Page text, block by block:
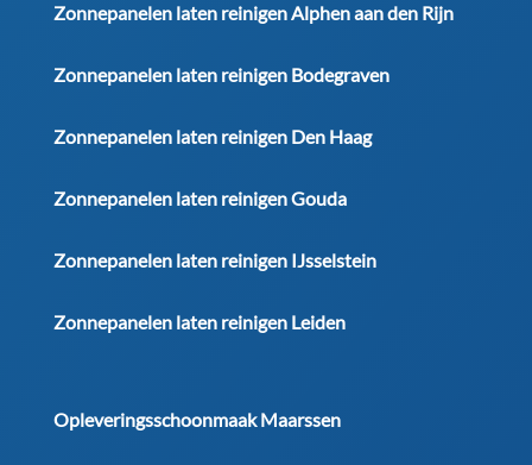
Zonnepanelen laten reinigen Alphen aan den Rijn
Zonnepanelen laten reinigen Bodegraven
Zonnepanelen laten reinigen Den Haag
Zonnepanelen laten reinigen Gouda
Zonnepanelen laten reinigen IJsselstein
Zonnepanelen laten reinigen Leiden
Opleveringsschoonmaak Maarssen